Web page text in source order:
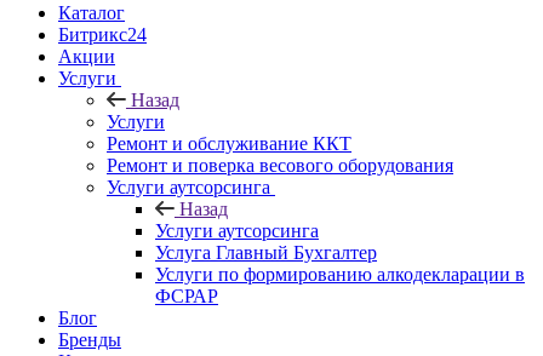
Каталог
Битрикс24
Акции
Услуги
Назад
Услуги
Ремонт и обслуживание ККТ
Ремонт и поверка весового оборудования
Услуги аутсорсинга
Назад
Услуги аутсорсинга
Услуга Главный Бухгалтер
Услуги по формированию алкодекларации в
ФСРАР
Блог
Бренды